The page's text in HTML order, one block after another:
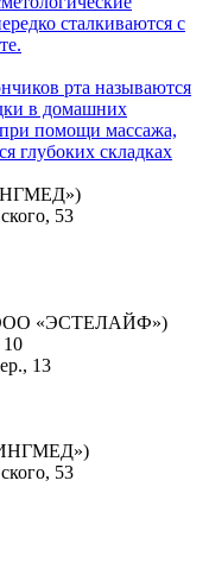
сталкиваются с
рта называются
в домашних
помощи массажа,
глубоких складках
53
(ООО «ЭСТЕЛАЙФ»)
10
13
53